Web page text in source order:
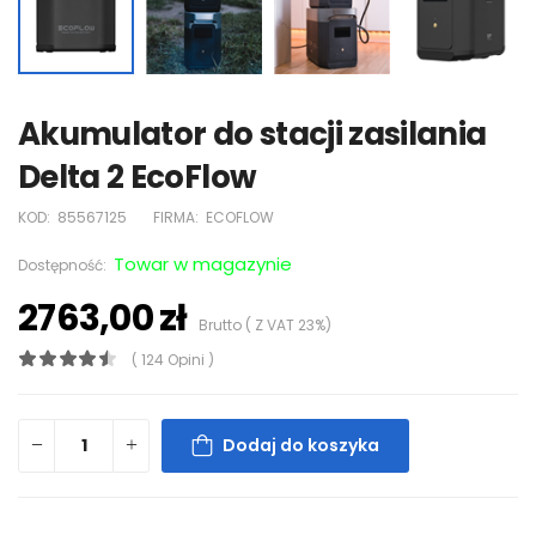
Akumulator do stacji zasilania
Delta 2 EcoFlow
KOD: 85567125 FIRMA: ECOFLOW
Dostępność: Towar w magazynie
2763,00 złBrutto ( Z VAT 23%)
( 124 Opini )
Dodaj do koszyka